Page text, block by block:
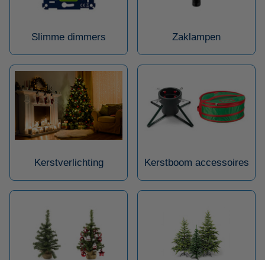
Slimme dimmers Zaklampen
Kerstverlichting Kerstboom accessoires